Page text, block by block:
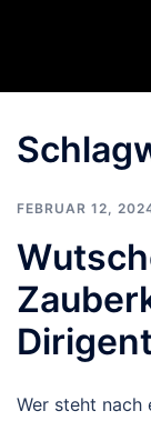
FEBRUAR 12,
Wer steht nach